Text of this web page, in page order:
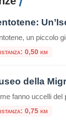
0,50 km
0,75 km